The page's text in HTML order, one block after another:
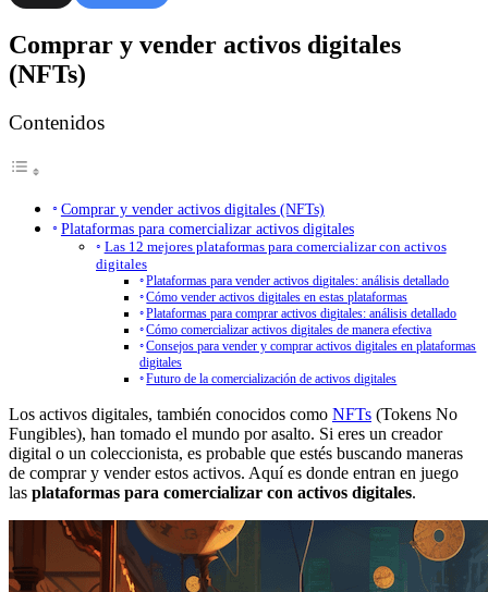
Comprar y vender activos digitales
(NFTs)
Contenidos
Comprar y vender activos digitales (NFTs)
Plataformas para comercializar activos digitales
Las 12 mejores plataformas para comercializar con activos
digitales
Plataformas para vender activos digitales: análisis detallado
Cómo vender activos digitales en estas plataformas
Plataformas para comprar activos digitales: análisis detallado
Cómo comercializar activos digitales de manera efectiva
Consejos para vender y comprar activos digitales en plataformas
digitales
Futuro de la comercialización de activos digitales
Los activos digitales, también conocidos como NFTs (Tokens No
Fungibles), han tomado el mundo por asalto. Si eres un creador
digital o un coleccionista, es probable que estés buscando maneras
de comprar y vender estos activos. Aquí es donde entran en juego
las plataformas para comercializar con activos digitales.